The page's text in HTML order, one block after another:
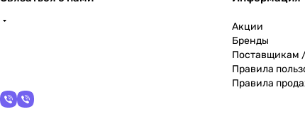
Акции
Бренды
Поставщикам
Правила
Правила